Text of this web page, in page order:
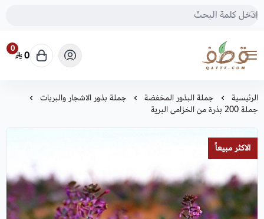
متجر قطف للبذور
0
0
الرئيسية جملة البذور المخفضة
جملة بذور الاشجار والبريات
جملة 200 بذرة من الخزامى البرية
الاكثر مبيعاً